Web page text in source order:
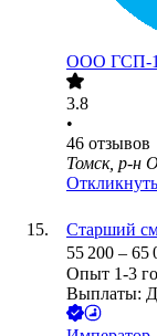
ООО ГСП-1
3.8
•
46 отзывов
Томск, р-н
Старший
55 200 – 65
Опыт 1-3
Выплаты: